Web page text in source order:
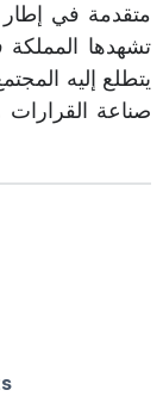
متقدمة في إطار
تشهدها المملكة
يتطلع إليه
صناعة